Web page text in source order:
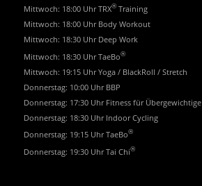
Mittwoch: 18:00 Uhr TRX®Training
Mittwoch: 18:00 Uhr Body Workout
Mittwoch: 18:30 Uhr Deep Work
Mittwoch: 18:30 Uhr TaeBo®
Mittwoch: 19:15 Uhr Yoga / BlackRoll / Stretch
Donnerstag: 10:00 Uhr BBP
Donnerstag: 17:30 Uhr Fitness für Übergewichtige
Donnerstag: 18:30 Uhr Indoor Cycling
Donnerstag: 19:15 Uhr TaeBo®
Donnerstag: 19:30 Uhr Tai Chi®